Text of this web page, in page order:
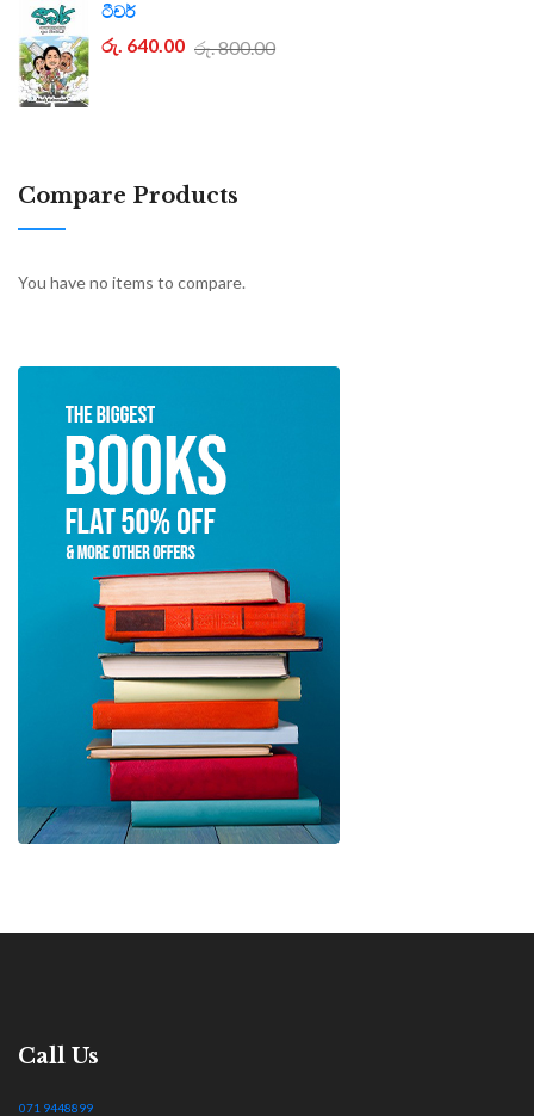
ටීචර්
රු. 640.00 රු. 800.00
Compare Products
You have no items to compare.
Call Us
071 9448899